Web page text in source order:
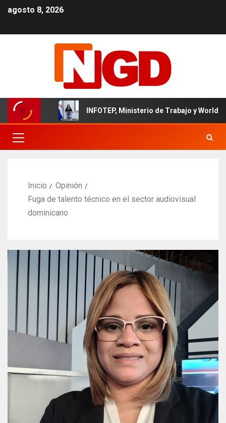
agosto 8, 2026
INFOTEP, Ministerio de Trabajo y World Vision
Inicio
Opinión
Fuga de talento técnico en el sector audiovisual
dominicano